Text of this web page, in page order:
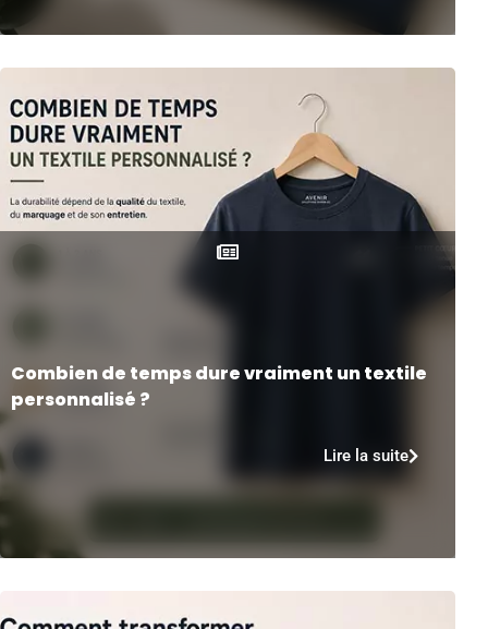
Combien de temps dure vraiment un textile
personnalisé ?
Lire la suite